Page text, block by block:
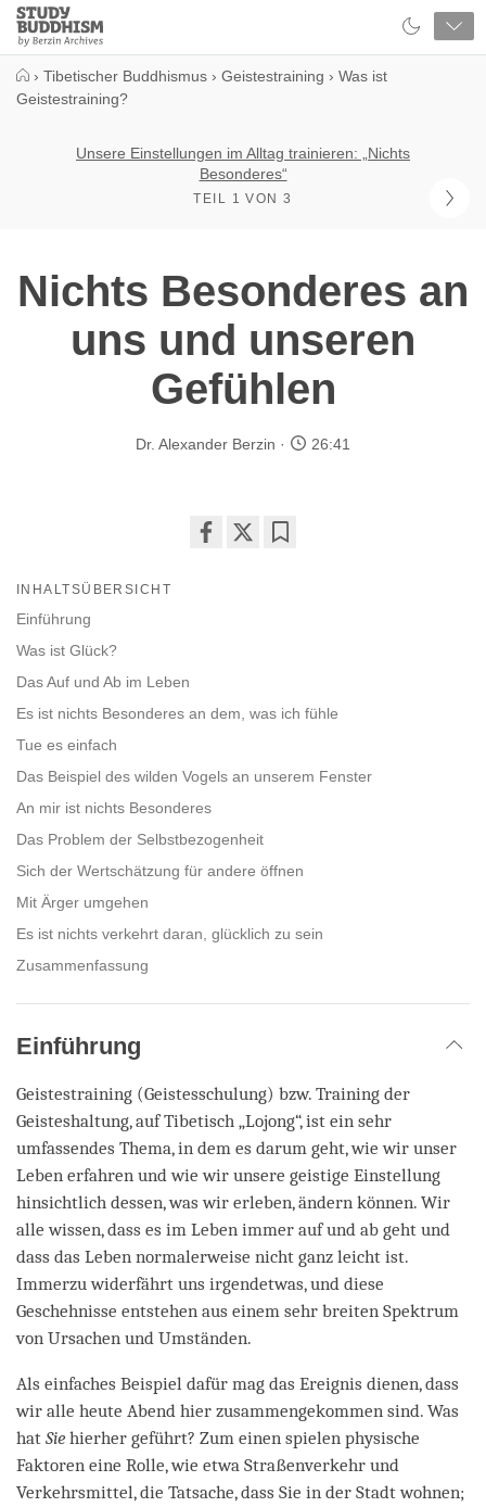
Close
Study
Buddhism
› Tibetischer Buddhismus › Geistestraining › Was ist
Geistestraining?
Unsere Einstellungen im Alltag trainieren: „Nichts
Besonderes“
TEIL 1 VON 3
Nichts Besonderes an
uns und unseren
Gefühlen
Dr. Alexander Berzin 26:41
INHALTSÜBERSICHT
Einführung
Was ist Glück?
Das Auf und Ab im Leben
Es ist nichts Besonderes an dem, was ich fühle
Tue es einfach
Das Beispiel des wilden Vogels an unserem Fenster
An mir ist nichts Besonderes
Das Problem der Selbstbezogenheit
Sich der Wertschätzung für andere öffnen
Mit Ärger umgehen
Es ist nichts verkehrt daran, glücklich zu sein
Zusammenfassung
Einführung
Geistestraining (Geistesschulung) bzw. Training der
Geisteshaltung, auf Tibetisch „Lojong“, ist ein sehr
umfassendes Thema, in dem es darum geht, wie wir unser
Leben erfahren und wie wir unsere geistige Einstellung
hinsichtlich dessen, was wir erleben, ändern können. Wir
alle wissen, dass es im Leben immer auf und ab geht und
dass das Leben normalerweise nicht ganz leicht ist.
Immerzu widerfährt uns irgendetwas, und diese
Geschehnisse entstehen aus einem sehr breiten Spektrum
von Ursachen und Umständen.
Als einfaches Beispiel dafür mag das Ereignis dienen, dass
wir alle heute Abend hier zusammengekommen sind. Was
hat Sie hierher geführt? Zum einen spielen physische
Faktoren eine Rolle, wie etwa Straßenverkehr und
Verkehrsmittel, die Tatsache, dass Sie in der Stadt wohnen;